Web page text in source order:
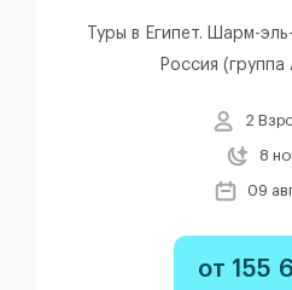
Туры в Египет. Шарм-
Россия
2
8
09
от 155